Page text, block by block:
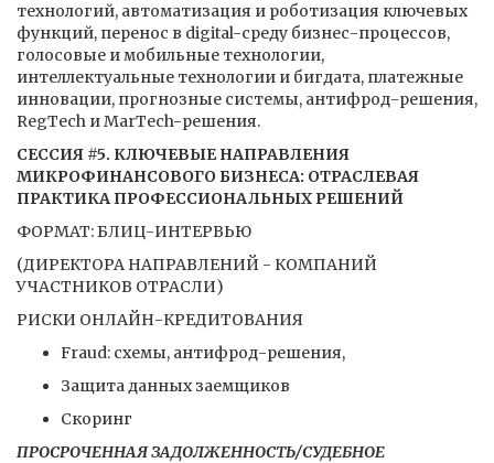
технологий, автоматизация и роботизация ключевых
функций, перенос в digital-среду бизнес-процессов,
голосовые и мобильные технологии,
интеллектуальные технологии и бигдата, платежные
инновации, прогнозные системы, антифрод-решения,
RegTech и MarTech-решения.
СЕССИЯ #5. КЛЮЧЕВЫЕ НАПРАВЛЕНИЯ
МИКРОФИНАНСОВОГО БИЗНЕСА: ОТРАСЛЕВАЯ
ПРАКТИКА ПРОФЕССИОНАЛЬНЫХ РЕШЕНИЙ
ФОРМАТ: БЛИЦ-ИНТЕРВЬЮ
(ДИРЕКТОРА НАПРАВЛЕНИЙ - КОМПАНИЙ
УЧАСТНИКОВ ОТРАСЛИ)
РИСКИ ОНЛАЙН-КРЕДИТОВАНИЯ
Fraud: схемы, антифрод-решения,
Защита данных заемщиков
Скоринг
ПРОСРОЧЕННАЯ ЗАДОЛЖЕННОСТЬ/СУДЕБНОЕ